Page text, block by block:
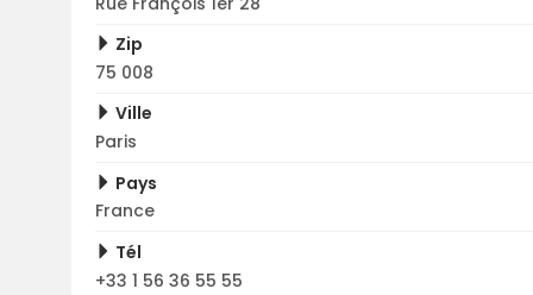
Zip
75 008
Ville
Paris
Pays
France
Tél
+33 1 56 36 55 55